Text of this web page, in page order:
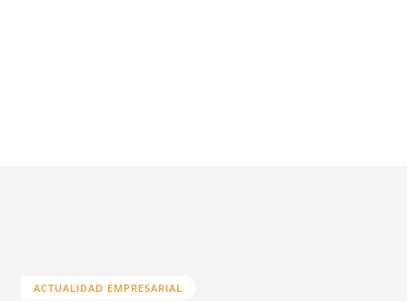
ACTUALIDAD EMPRESARIAL